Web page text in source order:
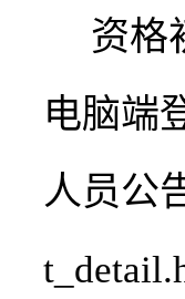
资格
电脑端
人员公